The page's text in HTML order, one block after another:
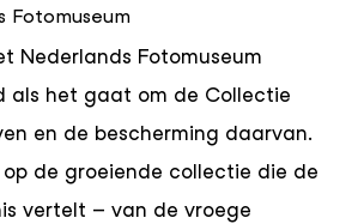
Fotomuseum
Nederlands Fotomuseum
als het gaat om de Collectie
en de bescherming daarvan.
de groeiende collectie die de
vertelt – van de vroege